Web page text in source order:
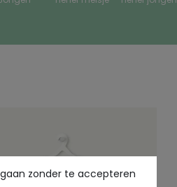
zonder te accepteren